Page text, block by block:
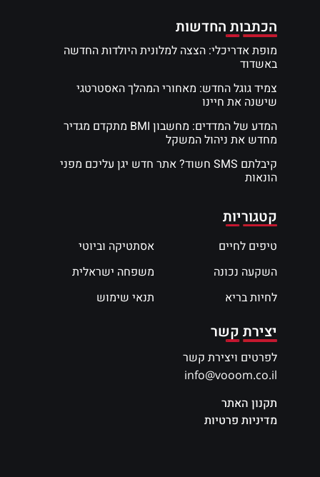
הכתבות החדשות
מופת אדריכלי: הצצה למלונית היולדות החדשה
באשדוד
צמיד גוגל החדש: מאחורי המהלך האסטרטגי
שישנה את חיינו
המדע של המדדים: מחשבון BMI מתקדם מגדיר
מחדש את ניהול המשקל
קיבלתם SMS חשוד? אתר חדש יגן עליכם מפני
הונאות
קטגוריות
טיפים לחיים
השקעה נכונה
לחיות בריא
אסתטיקה וביוטי
משפחה ישראלית
תנאי שימוש
יצירת קשר
לפרטים ויצירת קשר
info@vooom.co.il
תקנון האתר
מדיניות פרטיות